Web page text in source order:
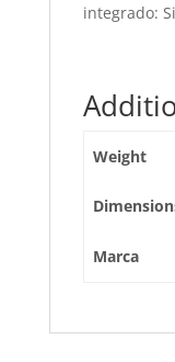
integrado: Si
Weight
Marca